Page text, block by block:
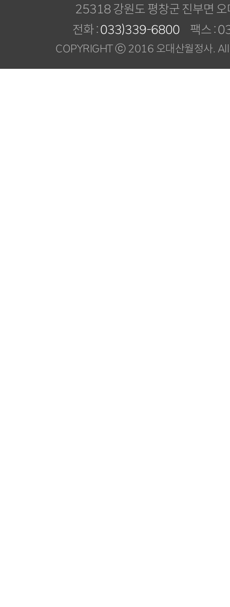
25318 강원도 평창군 진부면
전화 :033)339-6800 팩스 :
COPYRIGHT ⓒ 2016 오대산월정사.